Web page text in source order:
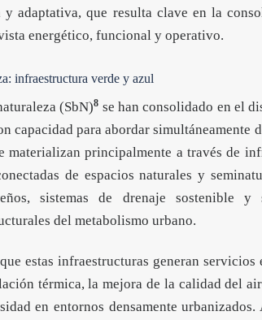
adaptativa, que resulta clave en la
energético, funcional y operativo.
infraestructura verde y azul
(SbN)8 se han consolidado en el
capacidad para abordar simultáneamente
materializan principalmente a través de
de espacios naturales y
sistemas de drenaje sostenible y
del metabolismo urbano.
estas infraestructuras generan
térmica, la mejora de la calidad del
en entornos densamente urbanizados.